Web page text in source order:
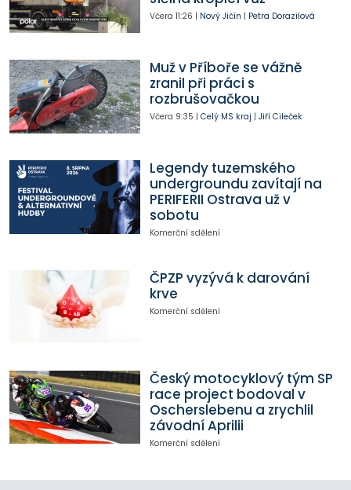
Včera 11:26 | Nový Jičín | Petra Dorazilová
Muž v Příboře se vážně
zranil při práci s
rozbrušovačkou
Včera 9:35 | Celý MS kraj | Jiří Cileček
Legendy tuzemského
undergroundu zavítají na
PERIFERII Ostrava už v
sobotu
Komerční sdělení
ČPZP vyzývá k darování
krve
Komerční sdělení
Český motocyklový tým SP
race project bodoval v
Oscherslebenu a zrychlil
závodní Aprilii
Komerční sdělení